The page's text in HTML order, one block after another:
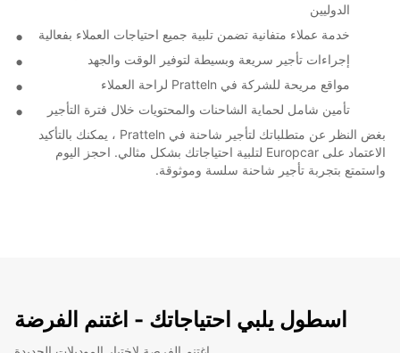
الدوليين
خدمة عملاء متفانية تضمن تلبية جميع احتياجات العملاء بفعالية
إجراءات تأجير سريعة وبسيطة لتوفير الوقت والجهد
مواقع مريحة للشركة في Pratteln لراحة العملاء
تأمين شامل لحماية الشاحنات والمحتويات خلال فترة التأجير
بغض النظر عن متطلباتك لتأجير شاحنة في Pratteln ، يمكنك بالتأكيد
الاعتماد على Europcar لتلبية احتياجاتك بشكل مثالي. احجز اليوم
واستمتع بتجربة تأجير شاحنة سلسة وموثوقة.
اسطول يلبي احتياجاتك - اغتنم الفرضة